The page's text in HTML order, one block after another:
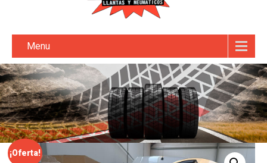
Menu
¡Oferta!